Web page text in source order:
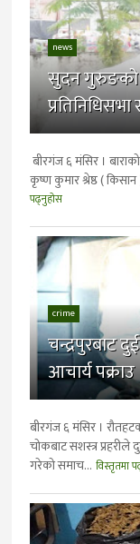
news
सुदन गुरुङको
बीरगंज ६ मंसिर । बाराको
कृष्ण कुमार श्रेष्ठ (
पढ्नुहोस
crime
चन्द्रपुरबाट
आचार्य पक्राउ
बीरगंज ६ मंसिर ।
चोकबाट सशस्त्र
गरेको समाच... विस्तृतमा